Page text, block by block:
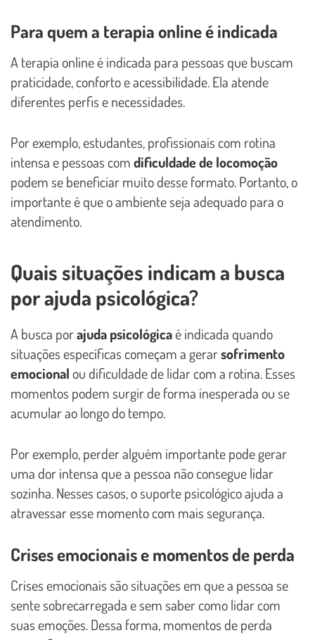
Para quem a terapia online é indicada
A terapia online é indicada para pessoas que buscam
praticidade, conforto e acessibilidade. Ela atende
diferentes perfis e necessidades.
Por exemplo, estudantes, profissionais com rotina
intensa e pessoas comdificuldade de locomoção
podem se beneficiar muito desse formato. Portanto, o
importante é que o ambiente seja adequado para o
atendimento.
Quais situações indicam a busca
por ajuda psicológica?
A busca porajuda psicológicaé indicada quando
situações específicas começam a gerarsofrimento
emocionalou dificuldade de lidar com a rotina. Esses
momentos podem surgir de forma inesperada ou se
acumular ao longo do tempo.
Por exemplo, perder alguém importante pode gerar
uma dor intensa que a pessoa não consegue lidar
sozinha. Nesses casos, o suporte psicológico ajuda a
atravessar esse momento com mais segurança.
Crises emocionais e momentos de perda
Crises emocionais são situações em que a pessoa se
sente sobrecarregada e sem saber como lidar com
suas emoções. Dessa forma, momentos de perda